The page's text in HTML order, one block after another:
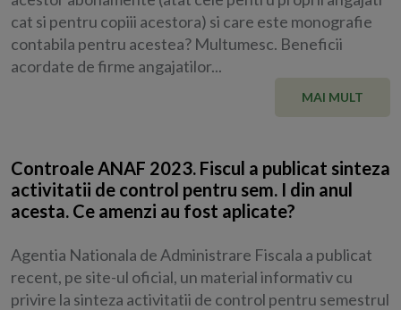
cat si pentru copiii acestora) si care este monografie
contabila pentru acestea? Multumesc. Beneficii
acordate de firme angajatilor...
MAI MULT
Controale ANAF 2023. Fiscul a publicat sinteza
activitatii de control pentru sem. I din anul
acesta. Ce amenzi au fost aplicate?
Agentia Nationala de Administrare Fiscala a publicat
recent, pe site-ul oficial, un material informativ cu
privire la sinteza activitatii de control pentru semestrul